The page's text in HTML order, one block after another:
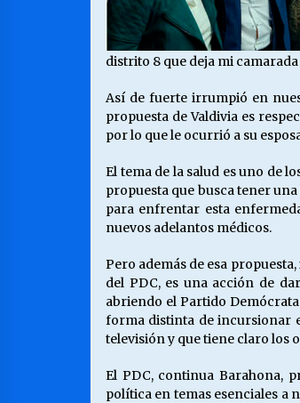
distrito 8 que deja mi
Así de fuerte irrumpió en
propuesta de Valdivia es
por lo que le ocurrió a su
El tema de la salud es uno de
propuesta que busca tener
para enfrentar esta
nuevos adelantos médicos.
Pero además de esa
del PDC, es una acción de
abriendo el Partido
forma distinta de incursionar
televisión y que tiene claro los
El PDC, continua Barahona,
política en temas esenciales a